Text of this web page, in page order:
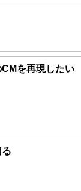
を再現したい